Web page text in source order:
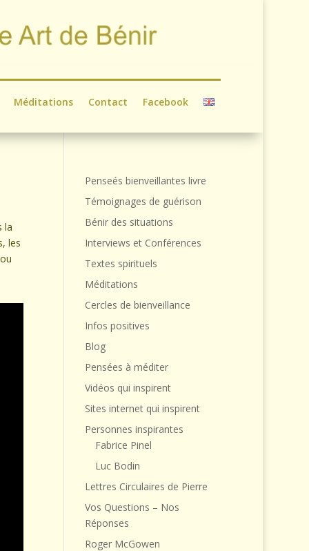
Méditations Contact Facebook
la
les
Penseés bienveillantes livre
Témoignages de guérison
Bénir des situations
Interviews et Conférences
Textes spirituels
Méditations
Cercles de bienveillance
Infos positives
Blog
Pensées à méditer
Vidéos qui inspirent
Sites internet qui inspirent
Personnes inspirantes
Fabrice Pinel
Luc Bodin
Lettres Circulaires de Pierre
Vos Questions – Nos
Réponses
Roger McGowen